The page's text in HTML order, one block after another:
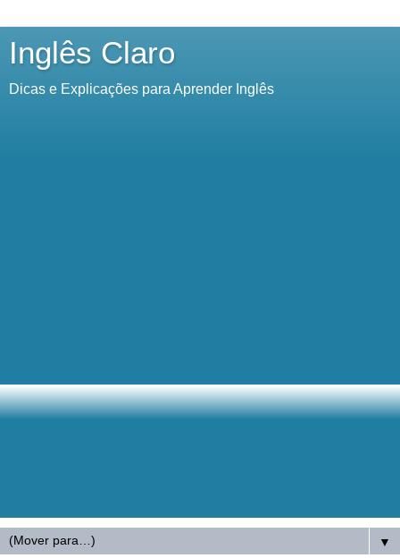
Inglês Claro
Dicas e Explicações para Aprender Inglês
▼